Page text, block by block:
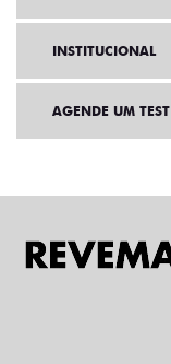
INSTITUCIONAL
AGENDE UM